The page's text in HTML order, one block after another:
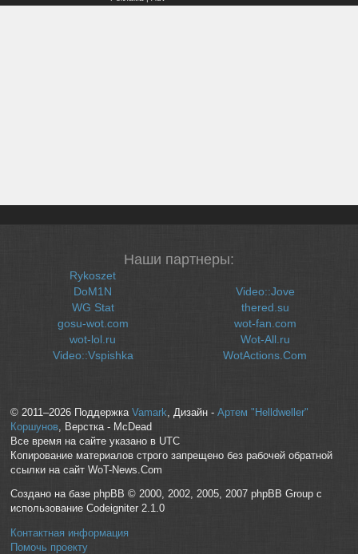
Наши партнеры:
Rykoszet
DoM1N
WG Stat
gosu-wot.com
wot-lol.ru
Video::Vspishka
Video::Jove
thered.su
wot-fan.com
Wot-All.ru
WotActions.Com
© 2011–2026 Поддержка Vamark , Дизайн - Артем "Helldweller"
Коршунов, Верстка - McDead
Все время на сайте указано в UTC
Копирование материалов строго запрещено без рабочей обратной
ссылки на сайт WoT-News.Com
Создано на базе phpBB © 2000, 2002, 2005, 2007 phpBB Group с
использование Codeigniter 2.1.0
Контактная информация
Помочь проекту